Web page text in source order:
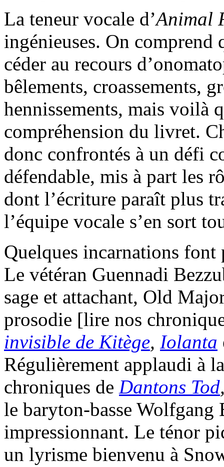
La teneur vocale d’Animal
ingénieuses. On comprend
céder au recours
bêlements, croassements,
hennissements, mais voilà
compréhension du livret.
donc confrontés à un défi
défendable, mis à part les
dont l’écriture paraît plus
l’équipe vocale s’en sort
Quelques incarnations
Le vétéran Guennadi
sage et attachant, Old
prosodie [lire nos
invisible de Kitège, Iolanta
Régulièrement applaudi à
chroniques de Dantons Tod
le baryton-basse Wolfgang
impressionnant. Le ténor
un lyrisme bienvenu à